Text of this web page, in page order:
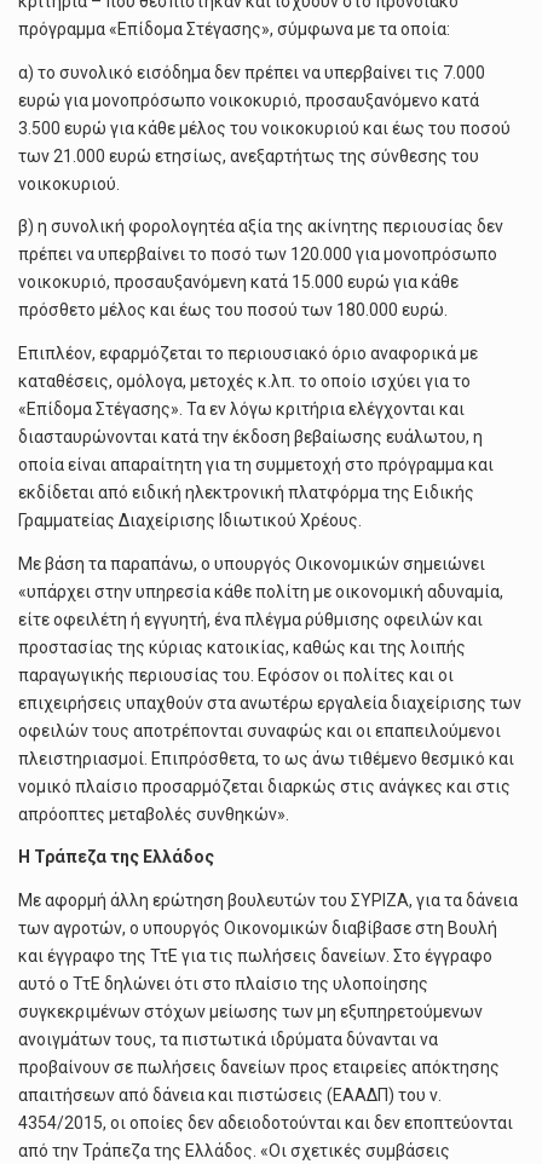
πρόγραμμα «Επίδομα Στέγασης», σύμφωνα με τα οποία:
α) το συνολικό εισόδημα δεν πρέπει να υπερβαίνει τις 7.000
ευρώ για μονοπρόσωπο νοικοκυριό, προσαυξανόμενο κατά
3.500 ευρώ για κάθε μέλος του νοικοκυριού και έως του ποσού
των 21.000 ευρώ ετησίως, ανεξαρτήτως της σύνθεσης του
νοικοκυριού.
β) η συνολική φορολογητέα αξία της ακίνητης περιουσίας δεν
πρέπει να υπερβαίνει το ποσό των 120.000 για μονοπρόσωπο
νοικοκυριό, προσαυξανόμενη κατά 15.000 ευρώ για κάθε
πρόσθετο μέλος και έως του ποσού των 180.000 ευρώ.
Επιπλέον, εφαρμόζεται το περιουσιακό όριο αναφορικά με
καταθέσεις, ομόλογα, μετοχές κ.λπ. το οποίο ισχύει για το
«Επίδομα Στέγασης». Τα εν λόγω κριτήρια ελέγχονται και
διασταυρώνονται κατά την έκδοση βεβαίωσης ευάλωτου, η
οποία είναι απαραίτητη για τη συμμετοχή στο πρόγραμμα και
εκδίδεται από ειδική ηλεκτρονική πλατφόρμα της Ειδικής
Γραμματείας Διαχείρισης Ιδιωτικού Χρέους.
Με βάση τα παραπάνω, ο υπουργός Οικονομικών σημειώνει
«υπάρχει στην υπηρεσία κάθε πολίτη με οικονομική αδυναμία,
είτε οφειλέτη ή εγγυητή, ένα πλέγμα ρύθμισης οφειλών και
προστασίας της κύριας κατοικίας, καθώς και της λοιπής
παραγωγικής περιουσίας του. Εφόσον οι πολίτες και οι
επιχειρήσεις υπαχθούν στα ανωτέρω εργαλεία διαχείρισης των
οφειλών τους αποτρέπονται συναφώς και οι επαπειλούμενοι
πλειστηριασμοί. Επιπρόσθετα, το ως άνω τιθέμενο θεσμικό και
νομικό πλαίσιο προσαρμόζεται διαρκώς στις ανάγκες και στις
απρόοπτες μεταβολές συνθηκών».
Η Τράπεζα της Ελλάδος
Mε αφορμή άλλη ερώτηση βουλευτών του ΣΥΡΙΖΑ, για τα δάνεια
των αγροτών, ο υπουργός Οικονομικών διαβίβασε στη Βουλή
και έγγραφο της ΤτΕ για τις πωλήσεις δανείων. Στο έγγραφο
αυτό ο ΤτΕ δηλώνει ότι στο πλαίσιο της υλοποίησης
συγκεκριμένων στόχων μείωσης των μη εξυπηρετούμενων
ανοιγμάτων τους, τα πιστωτικά ιδρύματα δύνανται να
προβαίνουν σε πωλήσεις δανείων προς εταιρείες απόκτησης
απαιτήσεων από δάνεια και πιστώσεις (ΕΑΑΔΠ) του ν.
4354/2015, οι οποίες δεν αδειοδοτούνται και δεν εποπτεύονται
από την Τράπεζα της Ελλάδος. «Οι σχετικές συμβάσεις